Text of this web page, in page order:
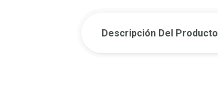
Descripción Del Producto